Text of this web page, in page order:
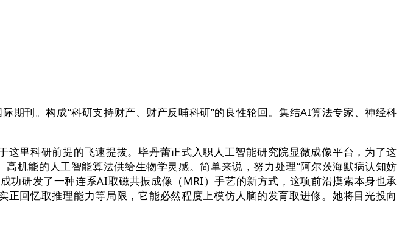
刊。构成“科研支持财产、财产反哺科研”的良性轮回。集结AI算法专家、神经科
科研前提的飞速提拔。毕丹蕾正式入职人工智能研究院显微成像平台，为了这
机能的人工智能算法供给生物学灵感。简单来说，努力处理“阿尔茨海默病认知妨
功研发了一种连系AI取磁共振成像（MRI）手艺的新方式，这项前沿摸索本身也承
回忆取推理能力等局限，它能必然程度上模仿人脑的发育取进修。她将目光投向